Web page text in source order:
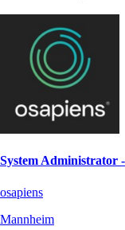
System Administrator
osapiens
Mannheim